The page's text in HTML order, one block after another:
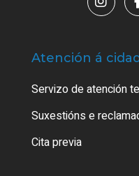
Atención á
Servizo de atención
Suxestións e
Cita previa